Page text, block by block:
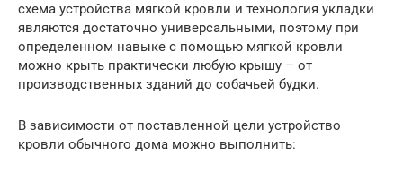
схема устройства мягкой кровли и технология укладки
являются достаточно универсальными, поэтому при
определенном навыке с помощью мягкой кровли
можно крыть практически любую крышу – от
производственных зданий до собачьей будки.
В зависимости от поставленной цели устройство
кровли обычного дома можно выполнить: